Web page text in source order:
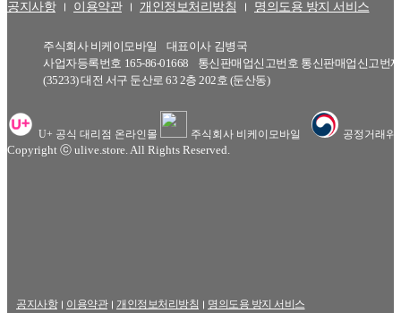
공지사항 이용약관 개인정보처리방침 명의도용 방지 서비스
주식회사 비케이모바일 대표이사 김병국
사업자등록번호 165-86-01668 통신판매업신고번호 통신판매업신고번
(35233) 대전 서구 둔산로 63 2층 202호 (둔산동)
U+ 공식 대리점 온라인몰 주식회사 비케이모바일 공정거래위
Copyright ⓒ ulive.store. All Rights Reserved.
공지사항 이용약관 개인정보처리방침 명의도용 방지 서비스